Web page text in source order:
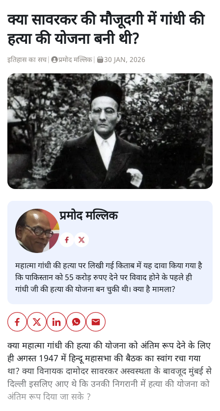
क्या सावरकर की मौजूदगी में गांधी की
हत्या की योजना बनी थी?
इतिहास का सच प्रमोद मल्लिक 30 JAN, 2026
प्रमोद मल्लिक
महात्मा गांधी की हत्या पर लिखी गई किताब में यह दावा किया गया है
कि पाकिस्तान को 55 करोड़ रुपए देने पर विवाद होने के पहले ही
गांधी जी की हत्या की योजना बन चुकी थी। क्या है मामला?
क्या महात्मा गांधी की हत्या की योजना को अंतिम रूप देने के लिए
ही अगस्त 1947 में हिन्दू महासभा की बैठक का स्वांग रचा गया
था? क्या विनायक दामोदर सावरकर अस्वस्थता के बावजूद मुंबई से
दिल्ली इसलिए आए थे कि उनकी निगरानी में हत्या की योजना को
अंतिम रूप दिया जा सके ?